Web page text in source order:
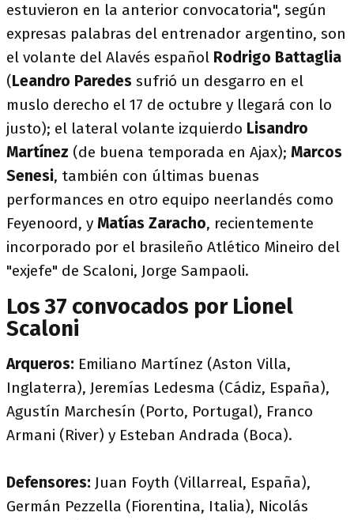
estuvieron en la anterior convocatoria", según
expresas palabras del entrenador argentino, son
el volante del Alavés español Rodrigo Battaglia
(Leandro Paredes sufrió un desgarro en el
muslo derecho el 17 de octubre y llegará con lo
justo); el lateral volante izquierdo Lisandro
Martínez (de buena temporada en Ajax); Marcos
Senesi, también con últimas buenas
performances en otro equipo neerlandés como
Feyenoord, y Matías Zaracho, recientemente
incorporado por el brasileño Atlético Mineiro del
"exjefe" de Scaloni, Jorge Sampaoli.
Los 37 convocados por Lionel
Scaloni
Arqueros: Emiliano Martínez (Aston Villa,
Inglaterra), Jeremías Ledesma (Cádiz, España),
Agustín Marchesín (Porto, Portugal), Franco
Armani (River) y Esteban Andrada (Boca).
Defensores: Juan Foyth (Villarreal, España),
Germán Pezzella (Fiorentina, Italia), Nicolás